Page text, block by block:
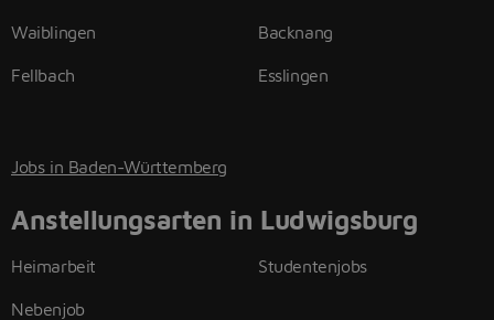
Waiblingen
Fellbach
Backnang
Esslingen
Jobs in Baden-Württemberg
Anstellungsarten in Ludwigsburg
Heimarbeit
Nebenjob
Studentenjobs